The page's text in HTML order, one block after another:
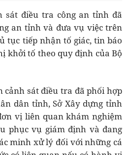
sát điều tra công an tỉnh đã
an tỉnh và đưa vụ việc trên
tục tiếp nhận tố giác, tin báo
khởi tố theo quy định của Bộ
cảnh sát điều tra đã phối hợp
dân tỉnh, Sở Xây dựng tỉnh
vị liên quan khám nghiệm
phục vụ giám định và đang
minh xử lý đối với những cá